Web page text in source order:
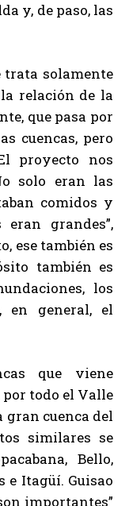
y, de paso, las
trata solamente
relación de la
que pasa por
cuencas, pero
proyecto nos
solo eran las
comidos y
grandes”,
ese también es
también es
los
en general, el
que viene
todo el Valle
gran cuenca del
similares se
Bello,
e Itagüí. Guisao
importantes”